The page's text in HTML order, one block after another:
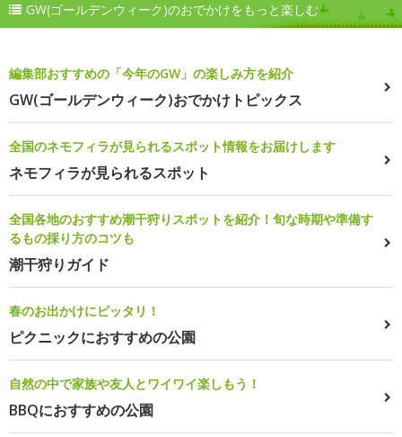
GW(ゴールデンウィーク)のおでかけをもっと楽しむ
編集部おすすめの「今年のGW」の楽しみ方を紹介
GW(ゴールデンウィーク)おでかけトピックス
全国のネモフィラが見られるスポット情報をお届けします
ネモフィラが見られるスポット
全国各地のおすすめ潮干狩りスポットを紹介！旬な時期や準備す
るもの採り方のコツも
潮干狩りガイド
春のお出かけにピッタリ！
ピクニックにおすすめの公園
自然の中で家族や友人とワイワイ楽しもう！
BBQにおすすめの公園